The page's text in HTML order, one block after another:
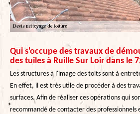
Qui s'occupe des travaux de
des tuiles à Ruille Sur Loir dans le
Les structures à l'image des toits sont à
En effet, il est très utile de procéder à des
surfaces. Afin de réaliser ces opérations qui
recommandé de contacter des professionnels